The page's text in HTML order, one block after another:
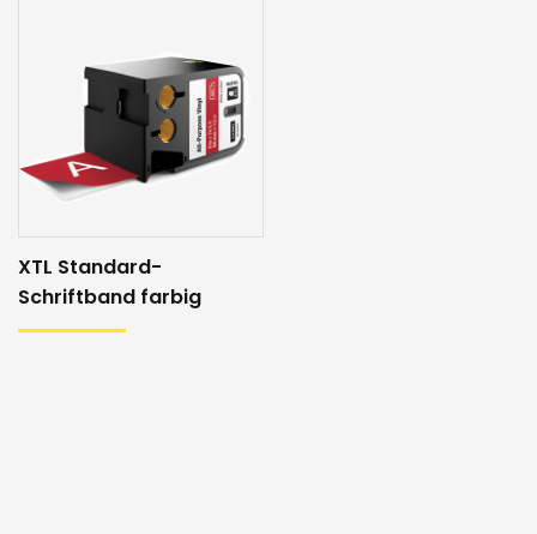
XTL Standard-
Schriftband farbig